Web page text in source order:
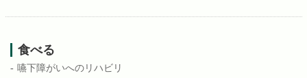
食べる
嚥下障がいへのリハビリ